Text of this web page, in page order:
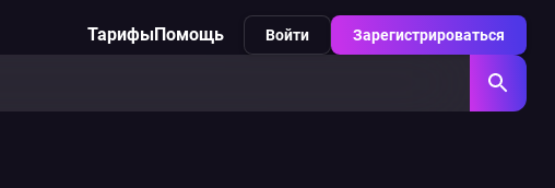
ТарифыПомощь Войти Зарегистрироваться